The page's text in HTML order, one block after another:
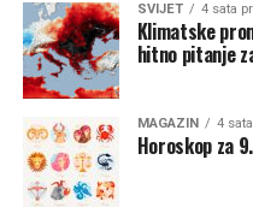
SVIJET 4 sata
Klimatske
hitno pitanje
MAGAZIN 4
Horoskop za